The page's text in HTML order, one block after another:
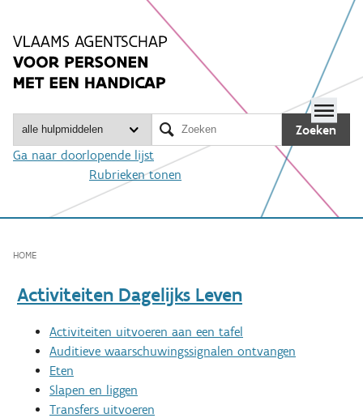
inhoud
Zoeken
Ga naar doorlopende lijst
Rubrieken tonen

HOME
Activiteiten Dagelijks Leven
Activiteiten uitvoeren aan een tafel
Auditieve waarschuwingssignalen ontvangen
Eten
Slapen en liggen
Transfers uitvoeren